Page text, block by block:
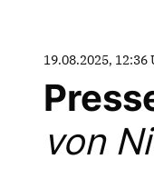
19.08.2025, 12:36
von